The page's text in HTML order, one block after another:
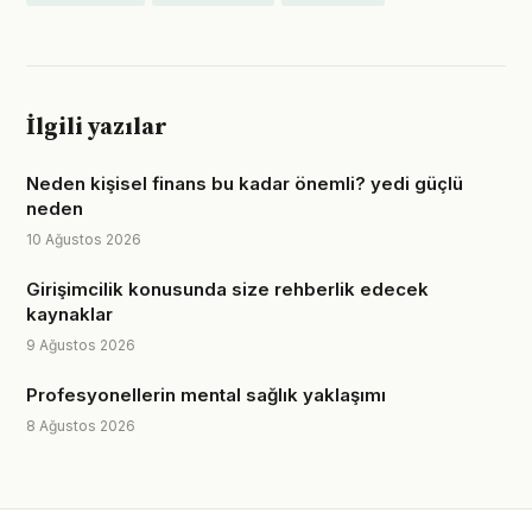
İlgili yazılar
Neden kişisel finans bu kadar önemli? yedi güçlü
neden
10 Ağustos 2026
Girişimcilik konusunda size rehberlik edecek
kaynaklar
9 Ağustos 2026
Profesyonellerin mental sağlık yaklaşımı
8 Ağustos 2026